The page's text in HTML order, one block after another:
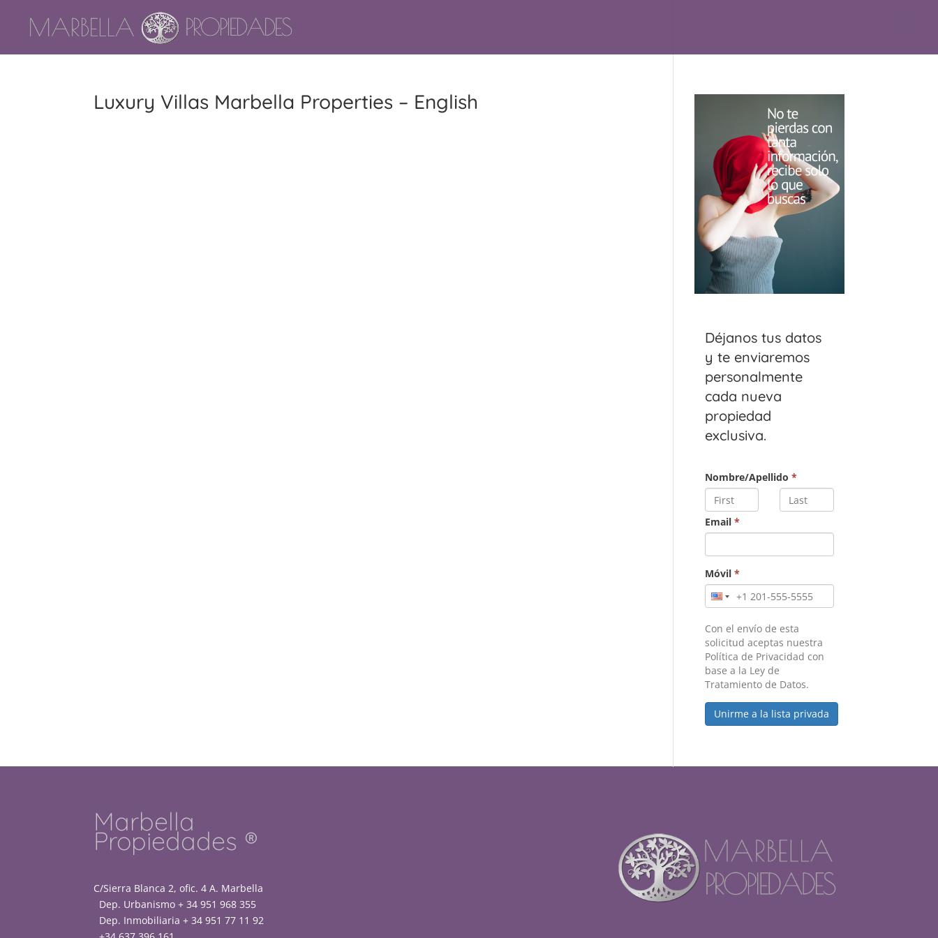
Luxury Villas Marbella Properties – English
Déjanos tus datos
y te enviaremos
personalmente
cada nueva
propiedad
exclusiva.
Nombre/Apellido *
Email *
Móvil *
Con el envío de esta
solicitud aceptas nuestra
Política de Privacidad con
base a la Ley de
Tratamiento de Datos.
Unirme a la lista privada
Marbella
Propiedades ®
C/Sierra Blanca 2, ofic. 4 A. Marbella
Dep. Urbanismo + 34 951 968 355
Dep. Inmobiliaria + 34 951 77 11 92